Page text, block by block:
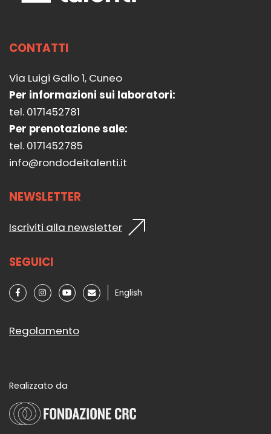
CONTATTI
Via Luigi Gallo 1, Cuneo
Per informazioni sui laboratori:
tel. 0171452781
Per prenotazione sale:
tel. 0171452785
info@rondodeitalenti.it
NEWSLETTER
Iscriviti alla newsletter
SEGUICI
English
Regolamento
Realizzato da